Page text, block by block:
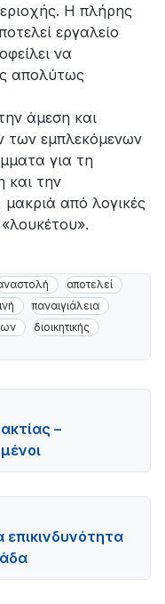
Η πλήρης
εργαλείο
να
απολύτως
άμεση και
των εμπλεκόμενων
για τη
και την
από λογικές
αποτελεί
παναιγιάλεια
διοικητικής
–